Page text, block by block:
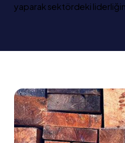
yaparak sektördeki